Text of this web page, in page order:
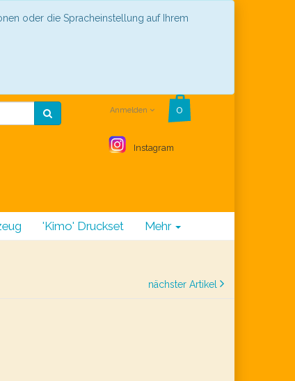
oder die Spracheinstellung auf Ihrem
Anmelden
Instagram
'Kimo' Druckset Mehr
nächster Artikel